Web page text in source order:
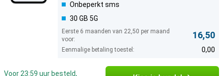
Onbeperkt sms
30 GB 5G
Eerste 6 maanden van 22,50 per maand
voor:
16,50
Eenmalige betaling toestel: 0,00
Voor 23:59 uur besteld,